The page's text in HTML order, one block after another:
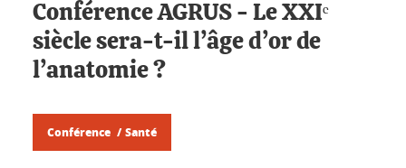
Conférence AGRUS - Le XXIᵉ
siècle sera-t-il l’âge d’or de
l’anatomie ?
Conférence Santé